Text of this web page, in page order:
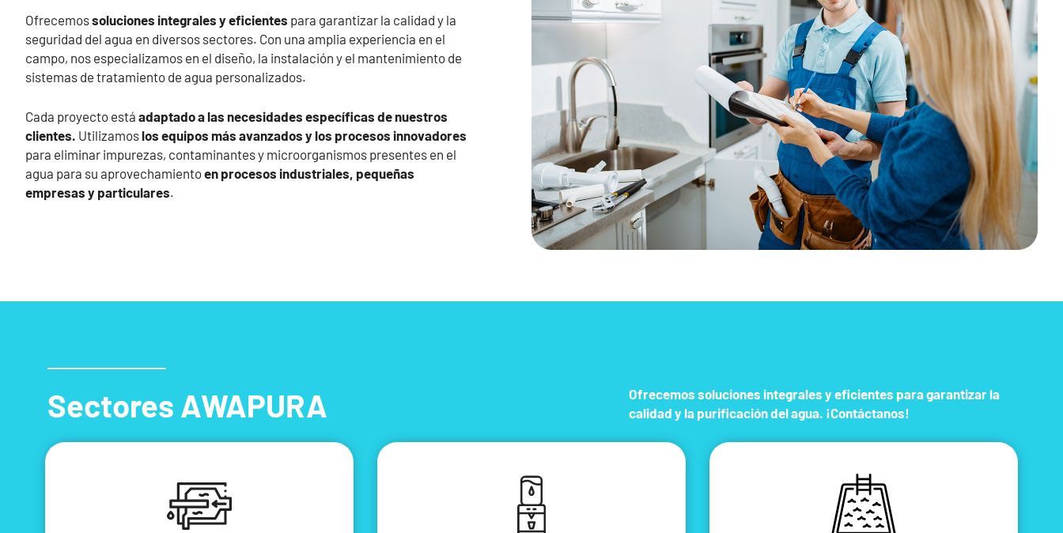
Ofrecemossoluciones integrales y eficientes para garantizar la calidad y la
seguridad del agua en diversos sectores. Con una amplia experiencia en el
campo, nos especializamos en el diseño, la instalación y el mantenimiento de
sistemas de tratamiento de agua personalizados.
Cada proyecto está adaptado a las necesidades específicas de nuestros
clientes. Utilizamoslos equipos más avanzados y los procesos innovadores
para eliminar impurezas, contaminantes y microorganismos presentes en el
agua para su aprovechamientoen procesos industriales, pequeñas
empresas y particulares.
Sectores AWAPURA
Ofrecemos soluciones integrales y eficientes para garantizar la
calidad y la purificación del agua. ¡Contáctanos!